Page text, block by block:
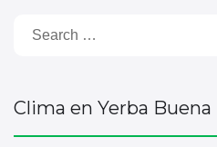
Clima en Yerba Buena